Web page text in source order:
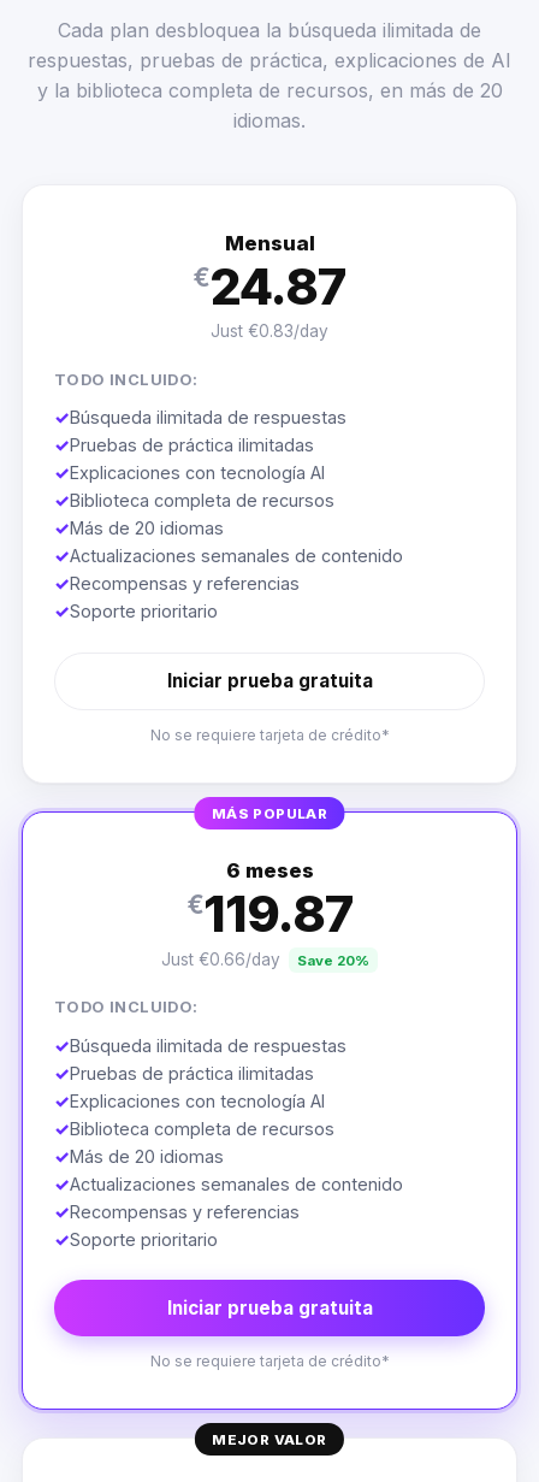
Cada plan desbloquea la búsqueda ilimitada de
respuestas, pruebas de práctica, explicaciones de AI
y la biblioteca completa de recursos, en más de 20
idiomas.
Mensual
€24.87
Just €0.83/day
TODO INCLUIDO:
✓Búsqueda ilimitada de respuestas
✓Pruebas de práctica ilimitadas
✓Explicaciones con tecnología AI
✓Biblioteca completa de recursos
✓Más de 20 idiomas
✓Actualizaciones semanales de contenido
✓Recompensas y referencias
✓Soporte prioritario
Iniciar prueba gratuita
No se requiere tarjeta de crédito*
MÁS POPULAR
6 meses
€119.87
Just €0.66/day Save 20%
TODO INCLUIDO:
✓Búsqueda ilimitada de respuestas
✓Pruebas de práctica ilimitadas
✓Explicaciones con tecnología AI
✓Biblioteca completa de recursos
✓Más de 20 idiomas
✓Actualizaciones semanales de contenido
✓Recompensas y referencias
✓Soporte prioritario
Iniciar prueba gratuita
No se requiere tarjeta de crédito*
MEJOR VALOR